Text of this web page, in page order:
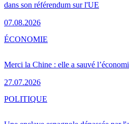
dans son référendum sur l'UE
07.08.2026
Merci la Chine : elle a sauvé
27.07.2026
ÉCONOMIE
POLITIQUE